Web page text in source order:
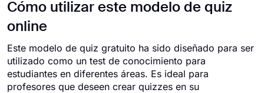
Cómo utilizar este modelo de quiz
online
Este modelo de quiz gratuito ha sido diseñado para ser
utilizado como un test de conocimiento para
estudiantes en diferentes áreas. Es ideal para
profesores que deseen crear quizzes en su